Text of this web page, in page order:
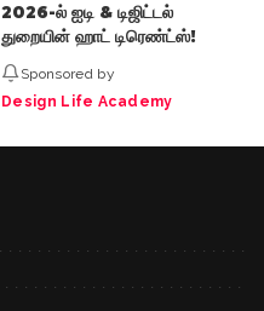
2026-ல் ஐடி & டிஜிட்டல்
துறையின் ஹாட் டிரெண்ட்ஸ்!
Sponsored by
Design Life Academy